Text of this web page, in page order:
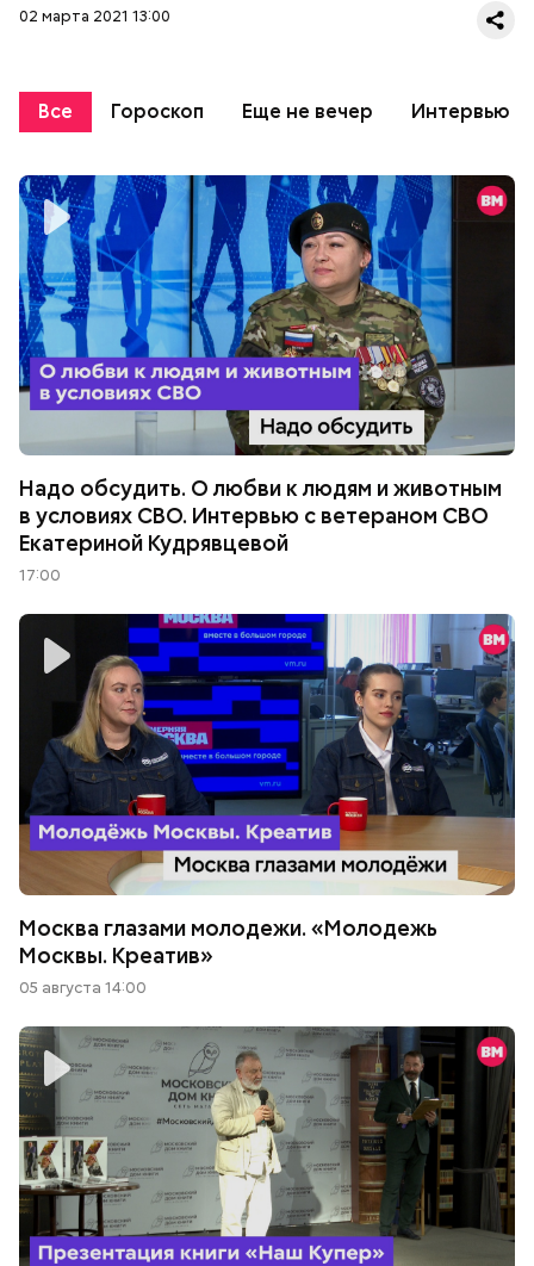
02 марта 2021 13:00
Все Гороскоп Еще не вечер Интервью
Надо обсудить. О любви к людям и животным
в условиях СВО. Интервью с ветераном СВО
Екатериной Кудрявцевой
17:00
Москва глазами молодежи. «Молодежь
Москвы. Креатив»
05 августа 14:00